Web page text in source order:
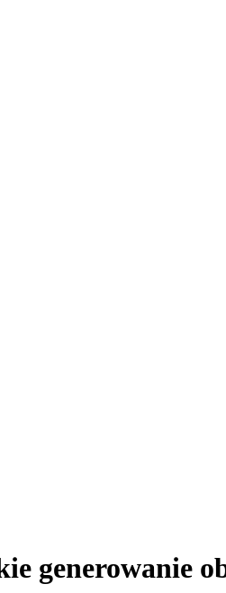
generowanie